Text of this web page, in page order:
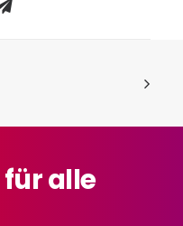
füralle